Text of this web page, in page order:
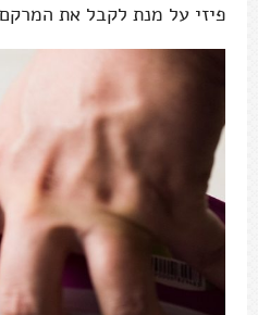
פיזי על מנת לקבל את